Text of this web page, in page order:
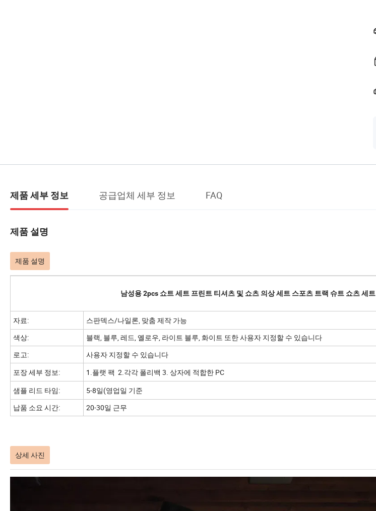
제품 세부 정보 공급업체 세부 정보 FAQ
제품 설명
제품 설명
남성용 2pcs 쇼트 세트 프린트 티셔츠 및 쇼츠 의상 세트 스포츠 트랙 슈트 쇼츠 세트
자료:
스판덱스/나일론, 맞춤 제작 가능
색상:
블랙, 블루, 레드, 옐로우, 라이트 블루, 화이트 또한 사용자 지정할 수 있습니다
로고:
사용자 지정할 수 있습니다
포장 세부 정보:
1.플랫 팩 2.각각 폴리백 3. 상자에 적합한 PC
샘플 리드 타임:
5-8일(영업일 기준
납품 소요 시간:
20-30일 근무
상세 사진